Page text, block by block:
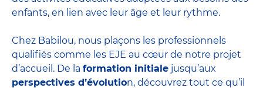
enfants, en lien avec leur âge et leur rythme.
Chez Babilou, nous plaçons les professionnels
qualifiés comme les EJE au cœur de notre projet
d’accueil. De la formation initiale jusqu’aux
perspectives d’évolution, découvrez tout ce qu’il